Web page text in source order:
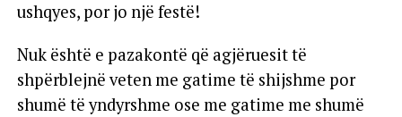
ushqyes, por jo një festë!
Nuk është e pazakontë që agjëruesit të
shpërblejnë veten me gatime të shijshme por
shumë të yndyrshme ose me gatime me shumë